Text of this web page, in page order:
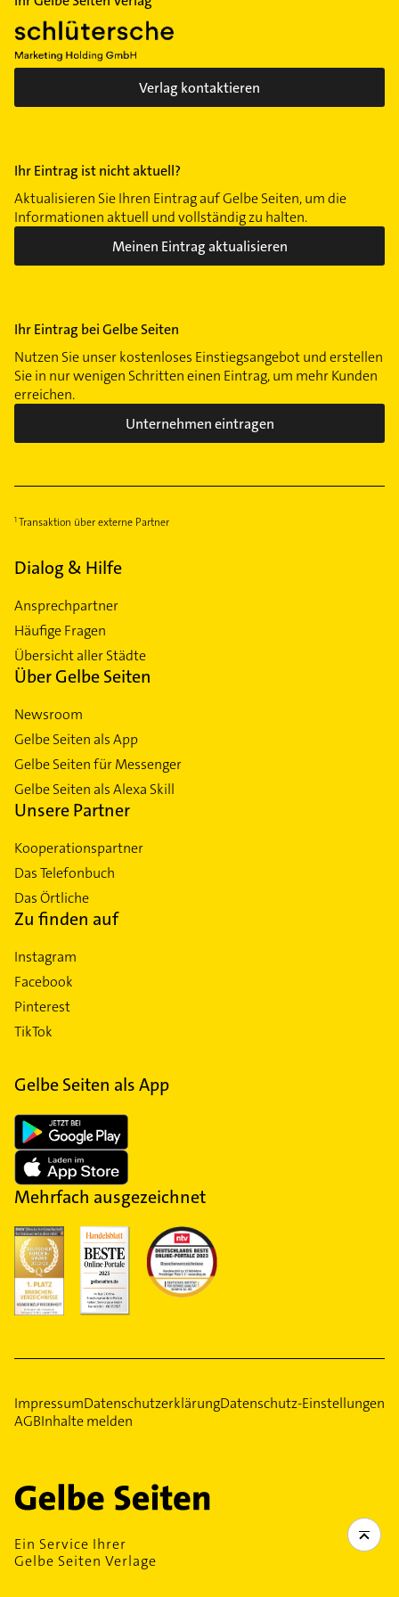
Verlag kontaktieren
Ihr Eintrag ist nicht aktuell?
Aktualisieren Sie Ihren Eintrag auf Gelbe Seiten, um die
Informationen aktuell und vollständig zu halten.
Meinen Eintrag aktualisieren
Ihr Eintrag bei Gelbe Seiten
Nutzen Sie unser kostenloses Einstiegsangebot und erstellen
Sie in nur wenigen Schritten einen Eintrag, um mehr Kunden
erreichen.
Unternehmen eintragen
Transaktion über externe Partner
Dialog & Hilfe
Ansprechpartner
Häufige Fragen
Übersicht aller Städte
Über Gelbe Seiten
Newsroom
Gelbe Seiten als App
Gelbe Seiten für Messenger
Gelbe Seiten als Alexa Skill
Unsere Partner
Kooperationspartner
Das Telefonbuch
Das Örtliche
Zu finden auf
Instagram
Facebook
Pinterest
TikTok
Gelbe Seiten als App
Mehrfach ausgezeichnet
ImpressumDatenschutzerklärungDatenschutz-Einstellungen
AGBInhalte melden
Ein Service Ihrer
Gelbe Seiten Verlage